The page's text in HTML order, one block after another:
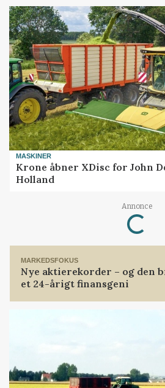
MASKINER
Krone åbner XDisc for John
Holland
Annonce
Loading...
MARKEDSFOKUS
Nye aktierekorder – og den
et 24-årigt finansgeni